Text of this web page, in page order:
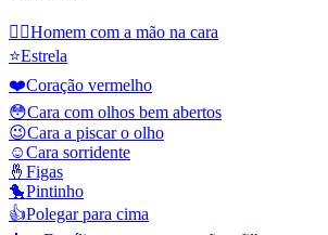
🤦‍♂️Homem com a mão na cara
⭐Estrela
❤️Coração vermelho
😳Cara com olhos bem abertos
😉Cara a piscar o olho
☺️Cara sorridente
🤞 Figas
🐤Pintinho
👍Polegar para cima